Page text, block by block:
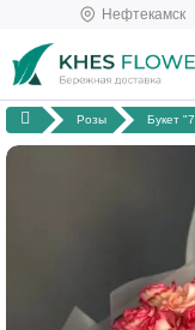
Нефтекамск
Розы Букет